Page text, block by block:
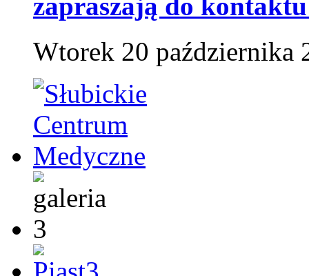
zapraszają do
Wtorek 20 października